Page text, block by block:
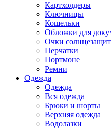
Картхолдеры
Ключницы
Кошельки
Обложки для
Очки
Перчатки
Портмоне
Ремни
Одежда
Одежда
Вся одежда
Брюки и шорты
Верхняя одежда
Водолазки